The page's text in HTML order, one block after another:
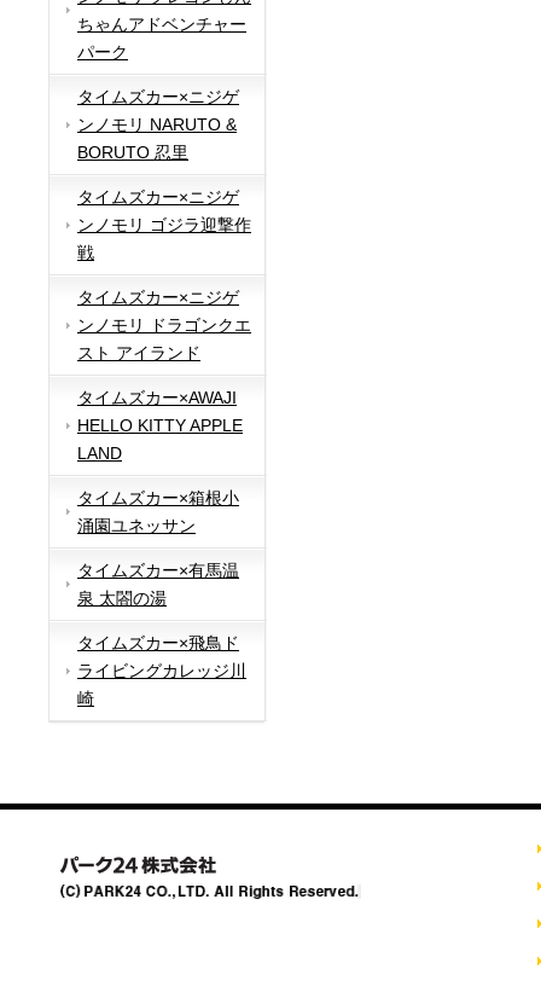
ちゃんアドベンチャー
パーク
タイムズカー×ニジゲ
ンノモリ NARUTO &
BORUTO 忍里
タイムズカー×ニジゲ
ンノモリ ゴジラ迎撃作
戦
タイムズカー×ニジゲ
ンノモリ ドラゴンクエ
スト アイランド
タイムズカー×AWAJI
HELLO KITTY APPLE
LAND
タイムズカー×箱根小
涌園ユネッサン
タイムズカー×有馬温
泉 太閤の湯
タイムズカー×飛鳥ド
ライビングカレッジ川
崎